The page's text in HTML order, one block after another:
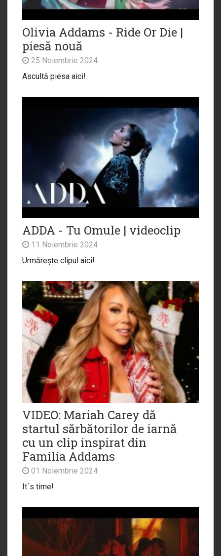
Olivia Addams - Ride Or Die |
piesă nouă
25 Noiembrie 2024
Ascultă piesa aici!
ADDA - Tu Omule | videoclip
11 Noiembrie 2024
Urmărește clipul aici!
VIDEO: Mariah Carey dă
startul sărbătorilor de iarnă
cu un clip inspirat din
Familia Addams
01 Noiembrie 2024
It´s time!